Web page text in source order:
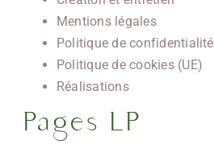
Mentions légales
Politique de confidentialité
Politique de cookies (UE)
Réalisations
Pages LP